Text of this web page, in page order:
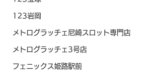
123岩岡
メトログラッチェ尼崎スロット専門店
メトログラッチェ3号店
フェニックス姫路駅前